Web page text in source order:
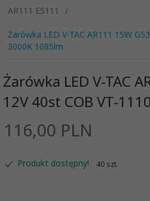
AR111 ES111
Żarówka LED V-TAC AR111 15W
3000K 1085lm
Żarówka LED V-TAC
12V 40st COB VT-
116,00 PLN
Produkt dostępny! 40 szt.